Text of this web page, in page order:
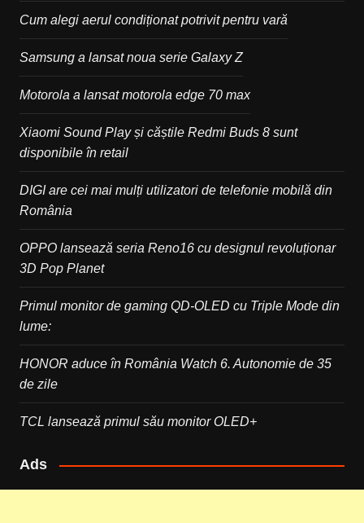
Cum alegi aerul condiționat potrivit pentru vară
Samsung a lansat noua serie Galaxy Z
Motorola a lansat motorola edge 70 max
Xiaomi Sound Play și căștile Redmi Buds 8 sunt
disponibile în retail
DIGI are cei mai mulți utilizatori de telefonie mobilă din
România
OPPO lansează seria Reno16 cu designul revoluționar
3D Pop Planet
Primul monitor de gaming QD-OLED cu Triple Mode din
lume:
HONOR aduce în România Watch 6. Autonomie de 35
de zile
TCL lansează primul său monitor OLED+
Ads